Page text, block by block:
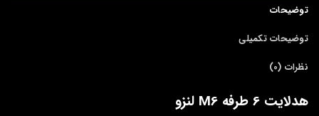
توضیحات
توضیحات تکمیلی
نظرات (0)
هدلایت 6 طرفه M6 لنزو